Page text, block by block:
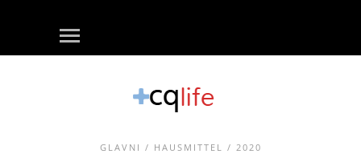
GLAVNI / HAUSMITTEL / 2020